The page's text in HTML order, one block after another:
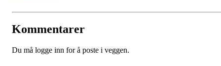
Kommentarer
Du må logge inn for å poste i veggen.